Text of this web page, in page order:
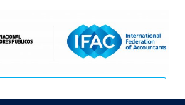
content